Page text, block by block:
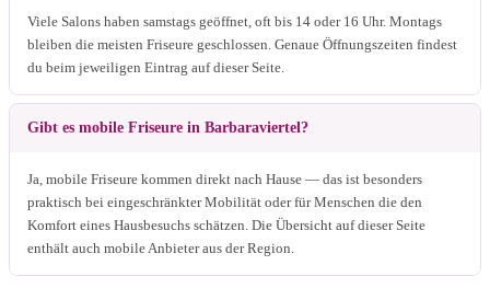
Viele Salons haben samstags geöffnet, oft bis 14 oder 16 Uhr. Montags
bleiben die meisten Friseure geschlossen. Genaue Öffnungszeiten findest
du beim jeweiligen Eintrag auf dieser Seite.
Gibt es mobile Friseure in Barbaraviertel?
Ja, mobile Friseure kommen direkt nach Hause — das ist besonders
praktisch bei eingeschränkter Mobilität oder für Menschen die den
Komfort eines Hausbesuchs schätzen. Die Übersicht auf dieser Seite
enthält auch mobile Anbieter aus der Region.